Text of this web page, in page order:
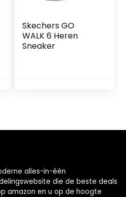
Skechers GO
WALK 6 Heren
Sneaker
alles-in-één
die de beste deals
amazon en u op de hoogte